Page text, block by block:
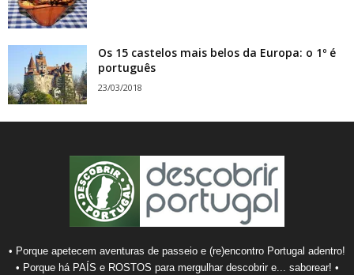
Os 15 castelos mais belos da Europa: o 1º é
português
23/03/2018
• Porque apetecem aventuras de passeio e (re)encontro Portugal adentro!
• Porque há PAÍS e ROSTOS para mergulhar descobrir e... saborear! •